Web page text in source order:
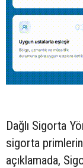
Dağlı Sigorta
sigorta
açıklamada,